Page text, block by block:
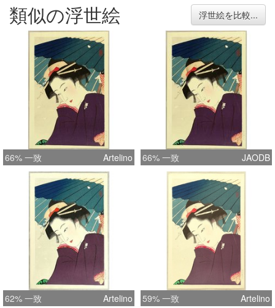
類似の浮世絵 浮世絵を比較...
66% 一致 Artelino 66% 一致 JAODB
62% 一致 Artelino 59% 一致 Artelino